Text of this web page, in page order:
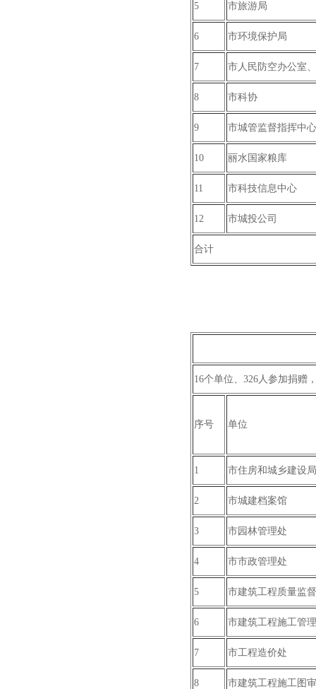
5 市旅游局
6 市环境保护局
7 市人民防空办公室
8 市科协
9 市城管监督指挥中心
10 丽水国家粮库
11 市科技信息中心
12 市城投公司
合计
16个单位、326人参加捐赠
序号 单位
1 市住房和城乡建设局
2 市城建档案馆
3 市园林管理处
4 市市政管理处
5 市建筑工程质量监
6 市建筑工程施工管
7 市工程造价处
8 市建筑工程施工图